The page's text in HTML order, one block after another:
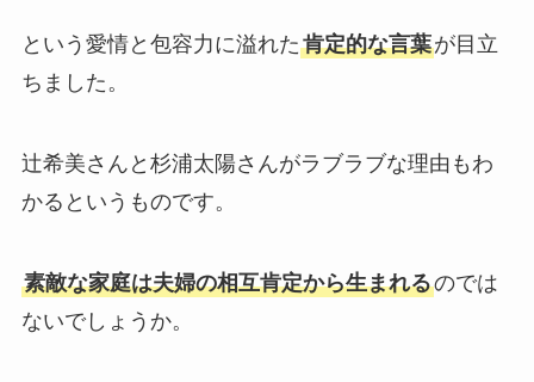
という愛情と包容力に溢れた肯定的な言葉が目立
ちました。
辻希美さんと杉浦太陽さんがラブラブな理由もわ
かるというものです。
素敵な家庭は夫婦の相互肯定から生まれるのでは
ないでしょうか。